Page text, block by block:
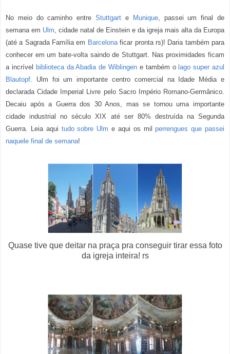
No meio do caminho entreStuttgart e Munique, passei um final de
semana em Ulm , cidade natal de Einstein e da igreja mais alta da Europa
(até a Sagrada Família em Barcelonaficar pronta rs)! Daria também para
conhecer em um bate-volta saindo de Stuttgart. Nas proximidades ficam
a incrível biblioteca da Abadia de Wiblingen e também olago super azul
Blautopf . Ulm foi um importante centro comercial na Idade Média e
declarada Cidade Imperial Livre pelo Sacro Império Romano-Germânico.
Decaiu após a Guerra dos 30 Anos, mas se tornou uma importante
cidade industrial no século XIX até ser 80% destruída na Segunda
Guerra. Leia aqui tudo sobre Ulm e aqui os milperrengues que passei
naquele final de semana!
Quase tive que deitar na praça pra conseguir tirar essa foto
da igreja inteira! rs